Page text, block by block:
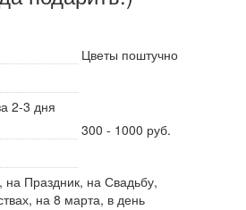
Цветы поштучно
2-3 дня
300 - 1000 руб.
Праздник, на Свадьбу,
на 8 марта, в день